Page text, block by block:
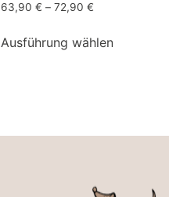
63,90 € – 72,90 €
Ausführung wählen